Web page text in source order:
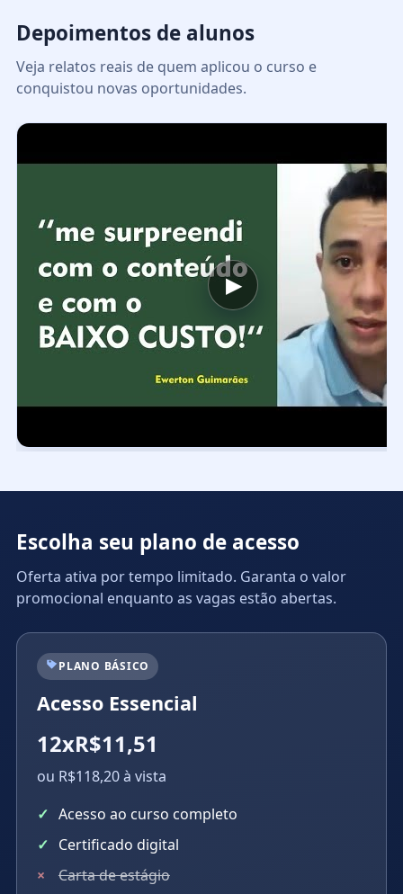
Depoimentos de alunos
Veja relatos reais de quem aplicou o curso e
conquistou novas oportunidades.
▶
Escolha seu plano de acesso
Oferta ativa por tempo limitado. Garanta o valor
promocional enquanto as vagas estão abertas.
PLANO BÁSICO
Acesso Essencial
12xR$11,51
ou R$118,20 à vista
Acesso ao curso completo
Certificado digital
Carta de estágio